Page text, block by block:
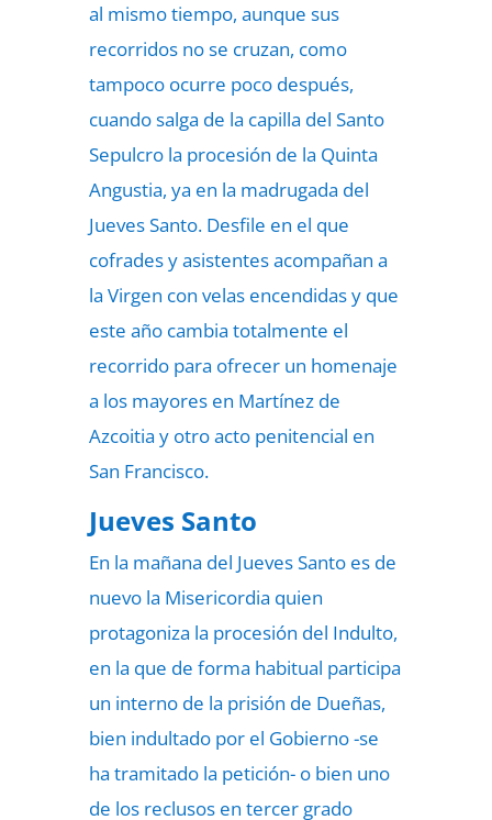
al mismo tiempo, aunque sus
recorridos no se cruzan, como
tampoco ocurre poco después,
cuando salga de la capilla del Santo
Sepulcro la procesión de la Quinta
Angustia, ya en la madrugada del
Jueves Santo. Desfile en el que
cofrades y asistentes acompañan a
la Virgen con velas encendidas y que
este año cambia totalmente el
recorrido para ofrecer un homenaje
a los mayores en Martínez de
Azcoitia y otro acto penitencial en
San Francisco.
Jueves Santo
En la mañana del Jueves Santo es de
nuevo la Misericordia quien
protagoniza la procesión del Indulto,
en la que de forma habitual participa
un interno de la prisión de Dueñas,
bien indultado por el Gobierno -se
ha tramitado la petición- o bien uno
de los reclusos en tercer grado